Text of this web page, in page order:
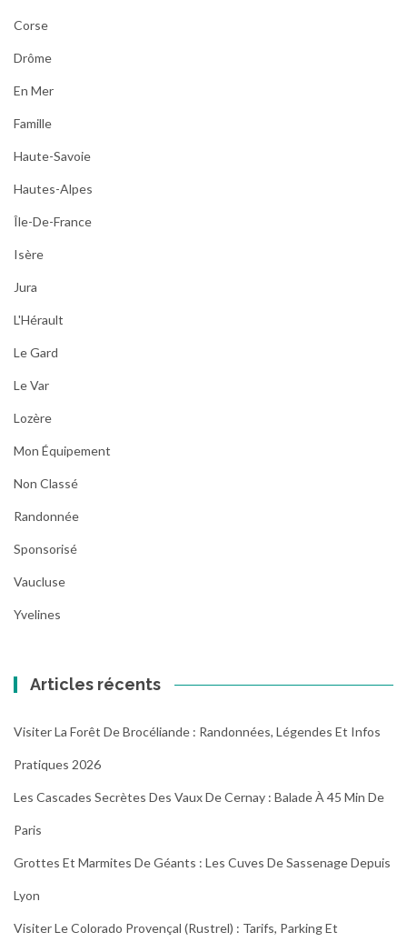
Corse
Drôme
En Mer
Famille
Haute-Savoie
Hautes-Alpes
Île-De-France
Isère
Jura
L'Hérault
Le Gard
Le Var
Lozère
Mon Équipement
Non Classé
Randonnée
Sponsorisé
Vaucluse
Yvelines
Articles récents
Visiter La Forêt De Brocéliande : Randonnées, Légendes Et Infos
Pratiques 2026
Les Cascades Secrètes Des Vaux De Cernay : Balade À 45 Min De
Paris
Grottes Et Marmites De Géants : Les Cuves De Sassenage Depuis
Lyon
Visiter Le Colorado Provençal (Rustrel) : Tarifs, Parking Et